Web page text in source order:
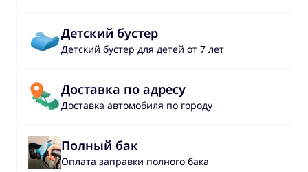
Детский бустер
Детский бустер для детей от 7 лет
Доставка по адресу
Доставка автомобиля по городу
Полный бак
Оплата заправки полного бака